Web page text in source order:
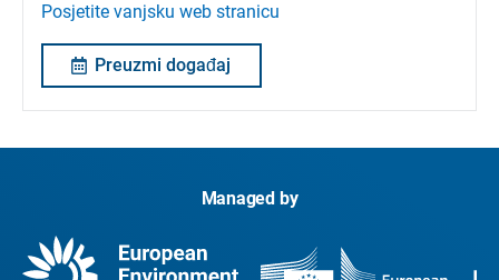
Posjetite vanjsku web stranicu
Preuzmi događaj
Managed by